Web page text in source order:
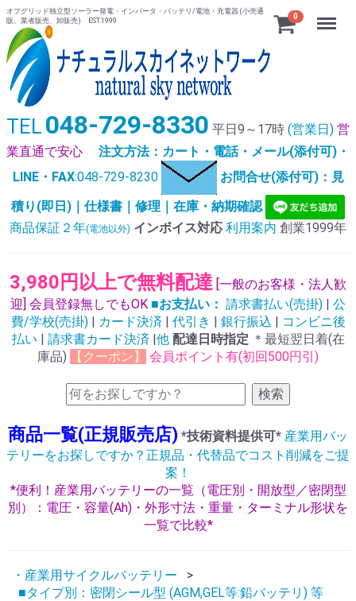
オフグリッド独立型ソーラー発電・インバータ・バッテリ/電池・充電器 (小売通
販、業者販売、卸販売) EST.1999
0 Menu
TEL 048-729-8330 平日9～17時 (営業日) 営
業直通で安心
注文方法：カート・電話・メール(添付可)・
LINE・FAX:048-729-8230
お問合せ(添付可)：見
積り(即日)｜仕様書｜修理｜在庫・納期確認
商品保証２年(電池以外) インボイス対応 利用案内 創業1999年
3,980円以上で無料配達 [一般のお客様・法人歓
迎] 会員登録無しでもOK ■お支払い： 請求書払い(売掛) | 公
費/学校(売掛) | カード決済 | 代引き | 銀行振込 | コンビニ後
払い | 請求書カード決済 |他 配達日時指定 ＊最短翌日着(在
庫品)
【クーポン】 会員ポイント有(初回500円引)
検索
商品一覧(正規販売店) *技術資料提供可* 産業用バッ
テリーをお探しですか？正規品・代替品でコスト削減をご提
案！
*便利！産業用バッテリーの一覧（電圧別・開放型／密閉型
別）：電圧・容量(Ah)・外形寸法・重量・ターミナル形状を
一覧で比較*
・産業用サイクルバッテリー
■タイプ別：密閉シール型 (AGM,GEL等:鉛バッテリ) 等